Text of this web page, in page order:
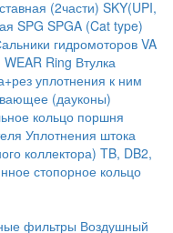
(2части) SKY(UPI,
SPG SPGA (Cat type)
гидромоторов VA
WEAR Ring Втулка
уплотнения к ним
(дауконы)
кольцо поршня
Уплотнения штока
коллектора) TB, DB2,
стопорное кольцо
фильтры Воздушный